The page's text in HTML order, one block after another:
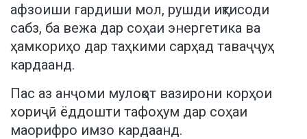
афзоиши гардиши мол, рушди иқтисоди
сабз, ба вежа дар соҳаи энергетика ва
ҳамкориҳо дар таҳкими сарҳад таваҷҷуҳ
кардаанд.
Пас аз анҷоми мулоқот вазирони корҳои
хориҷӣ ёддошти тафоҳум дар соҳаи
маорифро имзо кардаанд.